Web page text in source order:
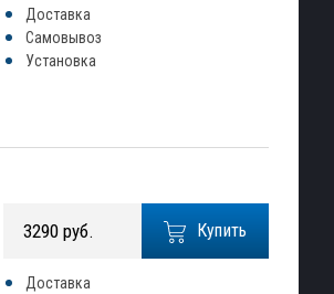
Доставка
Самовывоз
Установка
Купить
3290 руб.
Доставка